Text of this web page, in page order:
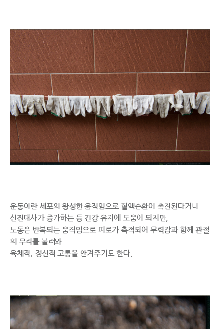
운동이란 세포의 왕성한 움직임으로 혈액순환이 촉진된다거나
신진대사가 증가하는 등 건강 유지에 도움이 되지만,
노동은 반복되는 움직임으로 피로가 축적되어 무력감과 함께 관절
의 무리를 불러와
육체적, 정신적 고통을 안겨주기도 한다.